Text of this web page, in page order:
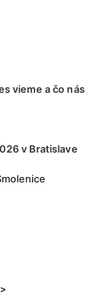
vieme a čo nás
v Bratislave